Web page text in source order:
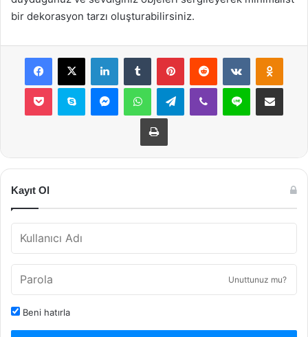
bir dekorasyon tarzı oluşturabilirsiniz.
Facebook
X LinkedInTumblr PinterestReddit VKontakte
Pocket Skype MessengerWhatsAppTelegramViber Line E-Posta ile
Yazdır
Kayıt Ol
Unuttunuz mu?
Beni hatırla